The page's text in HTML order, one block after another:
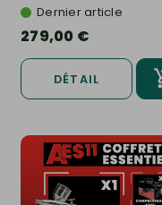
Dernier article
279,00 €
DÉTAIL